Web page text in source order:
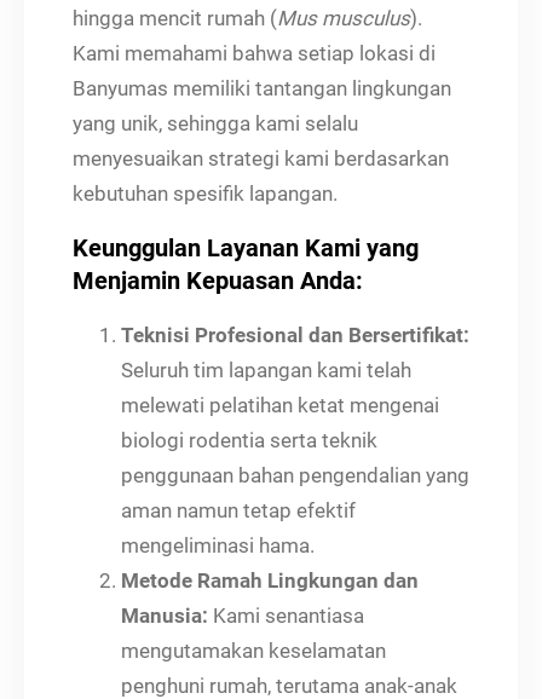
hingga mencit rumah (Mus musculus).
Kami memahami bahwa setiap lokasi di
Banyumas memiliki tantangan lingkungan
yang unik, sehingga kami selalu
menyesuaikan strategi kami berdasarkan
kebutuhan spesifik lapangan.
Keunggulan Layanan Kami yang
Menjamin Kepuasan Anda:
Teknisi Profesional dan Bersertifikat:
Seluruh tim lapangan kami telah
melewati pelatihan ketat mengenai
biologi rodentia serta teknik
penggunaan bahan pengendalian yang
aman namun tetap efektif
mengeliminasi hama.
Metode Ramah Lingkungan dan
Manusia: Kami senantiasa
mengutamakan keselamatan
penghuni rumah, terutama anak-anak